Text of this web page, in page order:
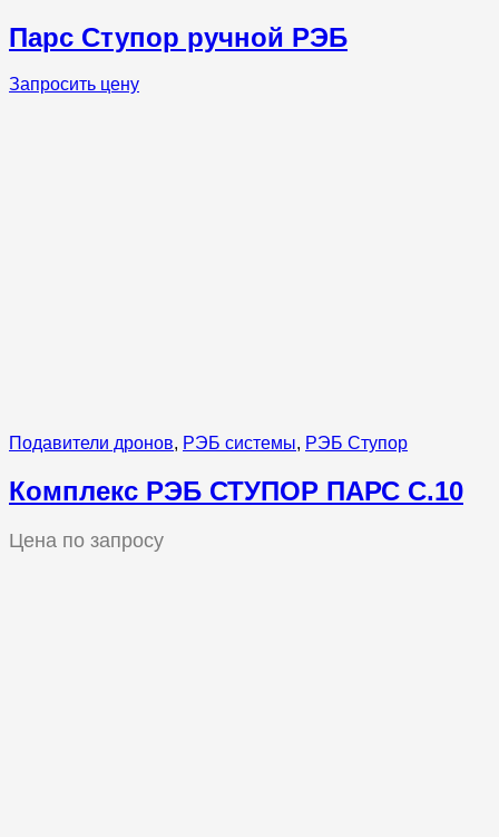
Парс Ступор ручной РЭБ
Запросить цену
Подавители дронов, РЭБ системы, РЭБ Ступор
Комплекс РЭБ СТУПОР ПАРС С.10
Цена по запросу